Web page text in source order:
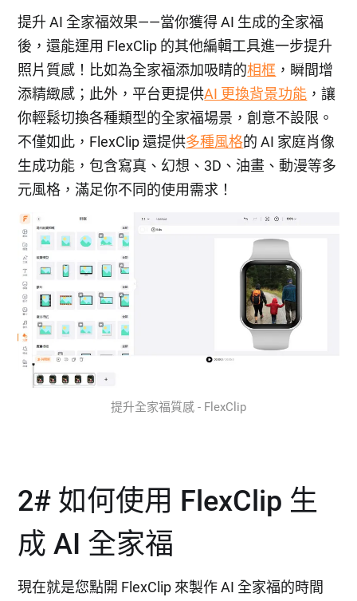
提升 AI 全家福效果——當你獲得 AI 生成的全家福
後，還能運用 FlexClip 的其他編輯工具進一步提升
照片質感！比如為全家福添加吸睛的相框 ，瞬間增
添精緻感；此外，平台更提供AI 更換背景功能 ，讓
你輕鬆切換各種類型的全家福場景，創意不設限。
不僅如此，FlexClip 還提供多種風格的 AI 家庭肖像
生成功能，包含寫真、幻想、3D、油畫、動漫等多
元風格，滿足你不同的使用需求！
提升全家福質感 - FlexClip
2# 如何使用 FlexClip 生
成 AI 全家福
現在就是您點開 FlexClip 來製作 AI 全家福的時間